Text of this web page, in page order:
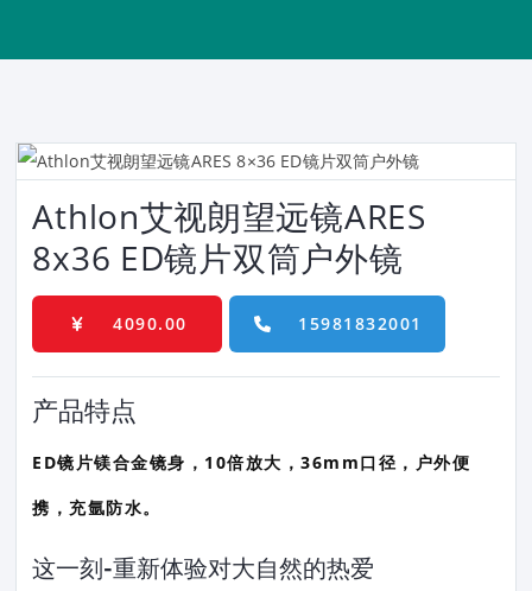
Athlon艾视朗望远镜ARES
8x36 ED镜片双筒户外镜
4090.00 15981832001
产品特点
ED镜片镁合金镜身，10倍放大，36mm口径，户外便
携，充氩防水。
这一刻-重新体验对大自然的热爱